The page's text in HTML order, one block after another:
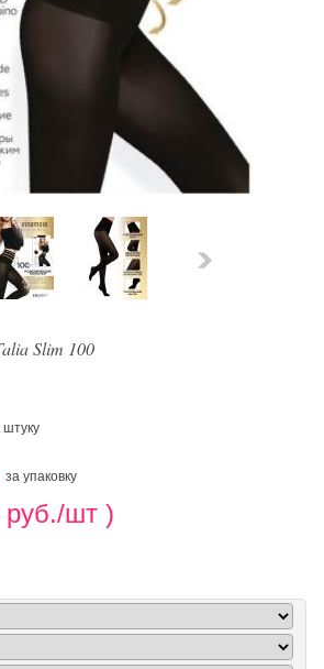
Slim 100
штуку
за упаковку
руб./шт )